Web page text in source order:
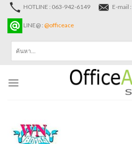
Skip
content
HOTLINE : 063-942-6149 E-mail :
LINE@ : @officeace